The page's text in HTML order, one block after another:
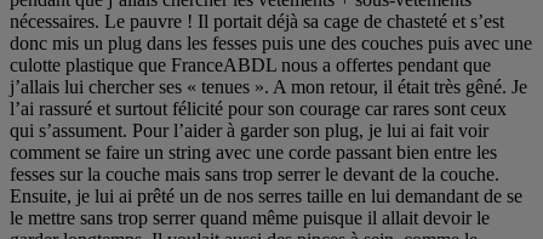
nécessaires. Le pauvre ! Il portait déjà sa cage de chasteté et s’est
donc mis un plug dans les fesses puis une des couches puis avec une
culotte plastique que FranceABDL nous a offertes pendant que
j’allais lui chercher ses « tenues ». A mon retour, il était très gêné. Je
l’ai rassuré et surtout félicité pour son courage car rares sont ceux
qui s’assument. Pour l’aider à garder son plug, je lui ai fait voir
comment se faire un string avec une corde passant bien entre les
fesses sur la couche mais sans trop serrer le devant de la couche.
Ensuite, je lui ai prêté un de nos serres taille en lui demandant de se
le mettre sans trop serrer quand même puisque il allait devoir le